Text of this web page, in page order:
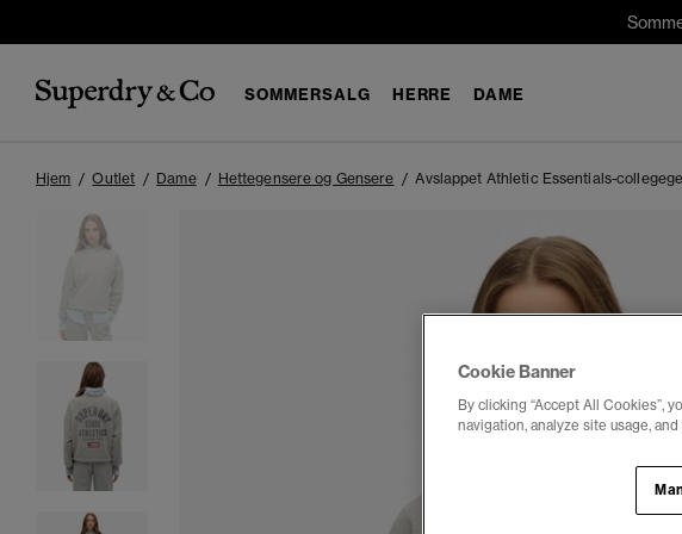
SOMMERSALG HERRE DAME
Hjem Outlet Dame Hettegensere og Gensere Avslappet Athletic Essentials-
Cookie Banner
By clicking “Accept All Cookies”,
navigation, analyze site usage,